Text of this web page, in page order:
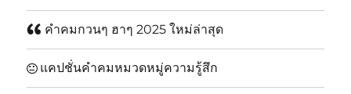
คำคมกวนๆ ฮาๆ 2025 ใหม่ล่าสุด
แคปชั่นคำคมหมวดหมู่ความรู้สึก